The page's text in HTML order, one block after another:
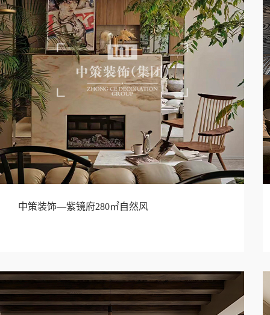
中策装饰—紫镜府280㎡自然风